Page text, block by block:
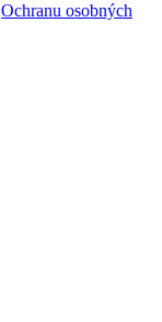
Ochranu osobných